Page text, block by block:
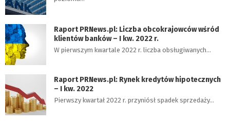
Raport PRNews.pl: Liczba obcokrajowców wśród
klientów banków – I kw. 2022 r.
W pierwszym kwartale 2022 r. liczba obsługiwanych…
Raport PRNews.pl: Rynek kredytów hipotecznych
– I kw. 2022
Pierwszy kwartał 2022 r. przyniósł spadek sprzedaży…